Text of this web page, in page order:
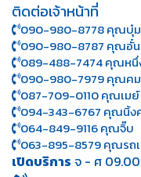
ติดต่อเจ้าหน้าที่
090-980-8778 คุณบุ๋ม
090-980-8787 คุณอั๋น
089-488-7474 คุณหนึ่
090-980-7979 คุณคม
087-709-0110 คุณเมย์
094-343-6767 คุณนิ้ง
064-849-9116 คุณจิ๊บ
063-895-8 579คุณรถ
เปิดบริการ จ - ศ